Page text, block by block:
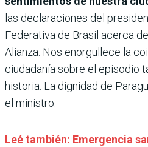
las declaraciones del
Federativa de Brasil acerca
Alianza. Nos enorgullece la
ciudadanía sobre el episodio
historia. La dignidad de
el ministro.
Leé también: Emergencia